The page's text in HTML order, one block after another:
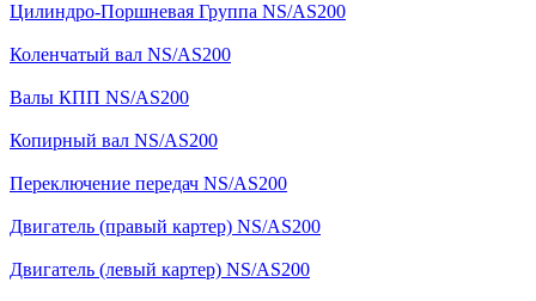
Цилиндро-Поршневая Группа NS/AS200
Коленчатый вал NS/AS200
Валы КПП NS/AS200
Копирный вал NS/AS200
Переключение передач NS/AS200
Двигатель (правый картер) NS/AS200
Двигатель (левый картер) NS/AS200